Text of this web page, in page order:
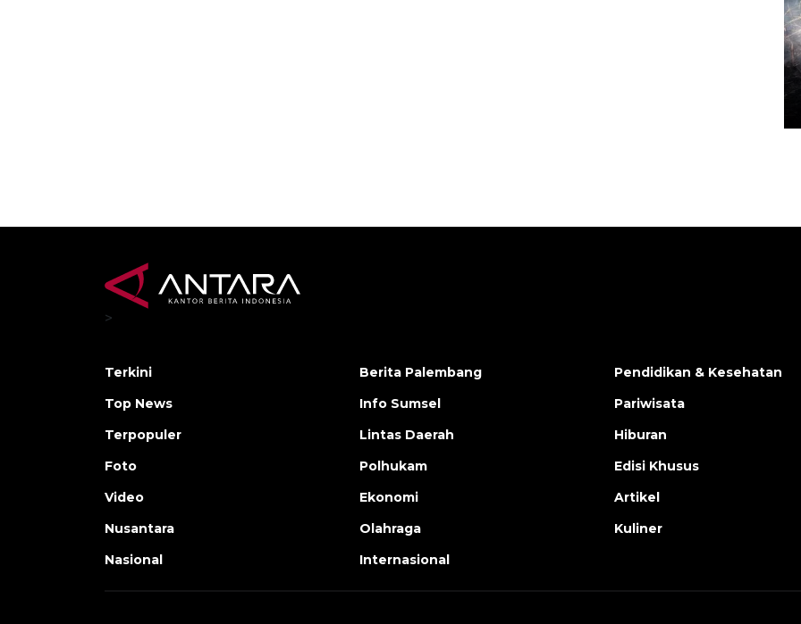
>
Terkini
Top News
Terpopuler
Foto
Video
Nusantara
Nasional
Berita Palembang
Info Sumsel
Lintas Daerah
Polhukam
Ekonomi
Olahraga
Internasional
Pendidikan & Kesehatan
Pariwisata
Hiburan
Edisi Khusus
Artikel
Kuliner